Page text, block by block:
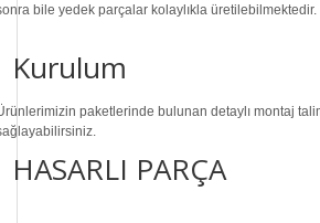
bile yedek parçalar kolaylıkla üretilebilmektedir.
Kurulum
paketlerinde bulunan detaylı montaj
HASARLI PARÇA